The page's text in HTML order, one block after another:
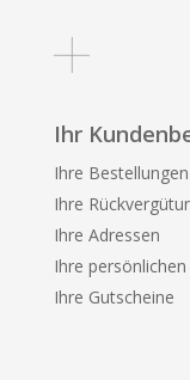
Ihr
Ihre Bestellungen
Ihre
Ihre Adressen
Ihre
Ihre Gutscheine